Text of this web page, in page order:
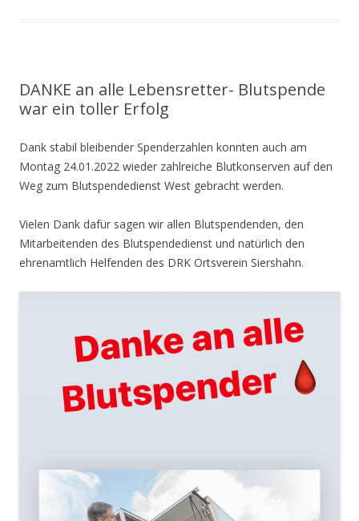
DANKE an alle Lebensretter- Blutspende
war ein toller Erfolg
Dank stabil bleibender Spenderzahlen konnten auch am
Montag 24.01.2022 wieder zahlreiche Blutkonserven auf den
Weg zum Blutspendedienst West gebracht werden.
Vielen Dank dafür sagen wir allen Blutspendenden, den
Mitarbeitenden des Blutspendedienst und natürlich den
ehrenamtlich Helfenden des DRK Ortsverein Siershahn.